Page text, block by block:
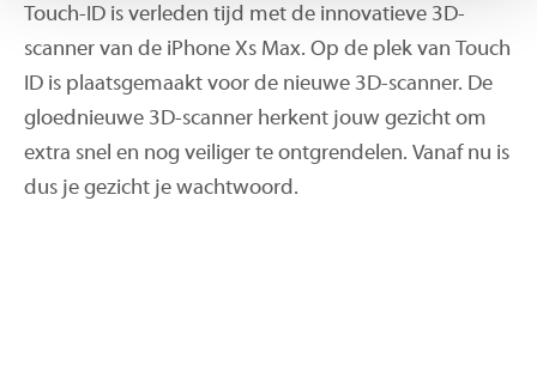
Touch-ID is verleden tijd met de innovatieve 3D-
scanner van de iPhone Xs Max. Op de plek van Touch
ID is plaatsgemaakt voor de nieuwe 3D-scanner. De
gloednieuwe 3D-scanner herkent jouw gezicht om
extra snel en nog veiliger te ontgrendelen. Vanaf nu is
dus je gezicht je wachtwoord.